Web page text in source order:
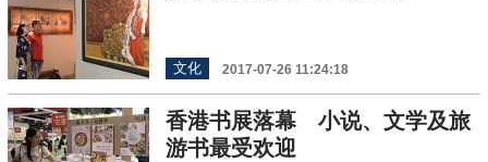
文化 2017-07-26 11:24:18
香港书展落幕 小说、文学及旅
游书最受欢迎